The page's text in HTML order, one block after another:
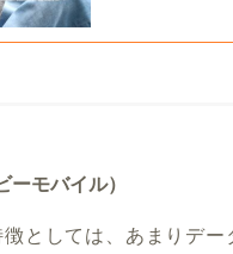
モバイル）
としては、あまりデー